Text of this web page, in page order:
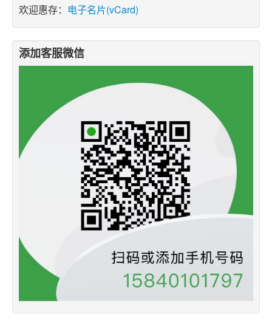
欢迎惠存： 电子名片(vCard)
添加客服微信